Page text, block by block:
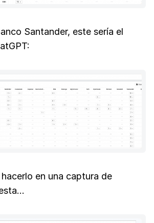
Santander, este sería el
en una captura de